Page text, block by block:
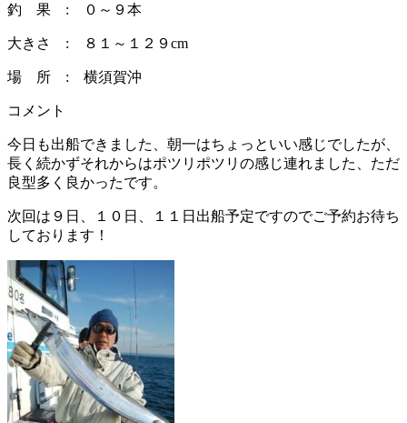
釣 果 : ０～９本
大きさ : ８１～１２９cm
場 所 : 横須賀沖
コメント
今日も出船できました、朝一はちょっといい感じでしたが、
長く続かずそれからはポツリポツリの感じ連れました、ただ
良型多く良かったです。
次回は９日、１０日、１１日出船予定ですのでご予約お待ち
しております！